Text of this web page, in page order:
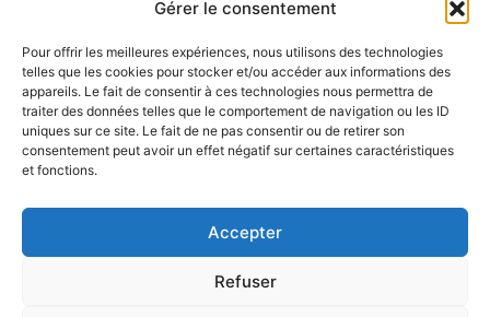
Gérer le consentement
Pour offrir les meilleures expériences, nous utilisons des technologies
telles que les cookies pour stocker et/ou accéder aux informations des
appareils. Le fait de consentir à ces technologies nous permettra de
traiter des données telles que le comportement de navigation ou les ID
uniques sur ce site. Le fait de ne pas consentir ou de retirer son
consentement peut avoir un effet négatif sur certaines caractéristiques
et fonctions.
Accepter
Refuser
Ajouter au Calendrier
Télécharger ICS
Calendrier Google
06.72.78.97.17
Pour plus d’informations :cliquez ici